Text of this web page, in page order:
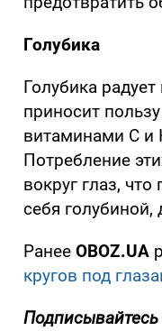
Голубика
Голубика
приносит
витаминами С и
Потребление
вокруг глаз,
себя
Ранее OBOZ.UA
кругов под
Подписывайтесь